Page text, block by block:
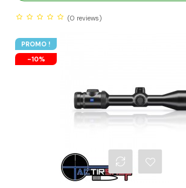
(0 reviews)
PROMO !
-10%